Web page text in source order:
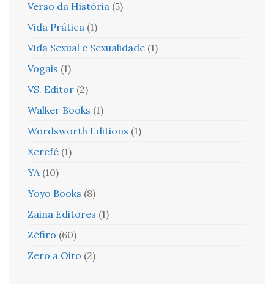
Verso da História (5)
Vida Prática (1)
Vida Sexual e Sexualidade (1)
Vogais (1)
VS. Editor (2)
Walker Books (1)
Wordsworth Editions (1)
Xerefé (1)
YA (10)
Yoyo Books (8)
Zaina Editores (1)
Zéfiro (60)
Zero a Oito (2)